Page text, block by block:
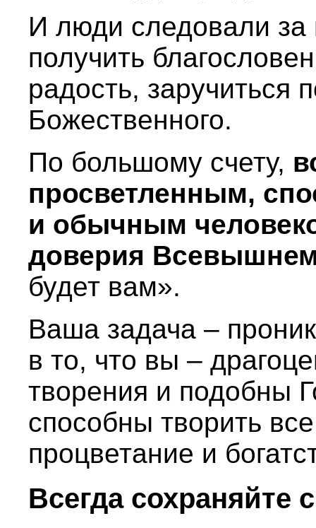
И люди следовали
получить
радость, заручиться
Божественного.
По большому счету,
просветленным,
и обычным
доверия
будет вам».
Ваша задача –
в то, что вы –
творения и подобны
способны творить
процветание и
Всегда сохраняйте